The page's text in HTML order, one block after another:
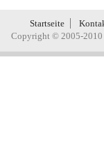
Startseite
Copyright © 2005-2010